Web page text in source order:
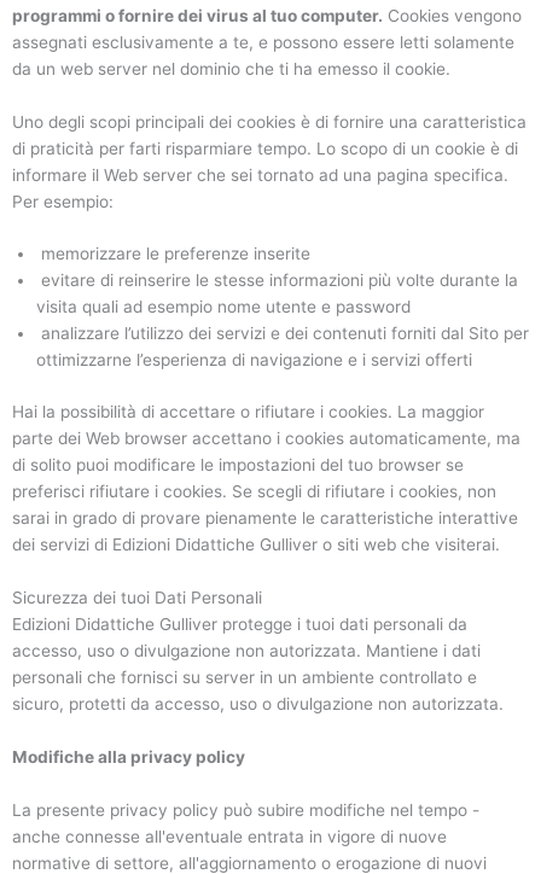
programmi o fornire dei virus al tuo computer. Cookies vengono
assegnati esclusivamente a te, e possono essere letti solamente
da un web server nel dominio che ti ha emesso il cookie.
Uno degli scopi principali dei cookies è di fornire una caratteristica
di praticità per farti risparmiare tempo. Lo scopo di un cookie è di
informare il Web server che sei tornato ad una pagina specifica.
Per esempio:
memorizzare le preferenze inserite
evitare di reinserire le stesse informazioni più volte durante la
visita quali ad esempio nome utente e password
analizzare l’utilizzo dei servizi e dei contenuti forniti dal Sito per
ottimizzarne l’esperienza di navigazione e i servizi offerti
Hai la possibilità di accettare o rifiutare i cookies. La maggior
parte dei Web browser accettano i cookies automaticamente, ma
di solito puoi modificare le impostazioni del tuo browser se
preferisci rifiutare i cookies. Se scegli di rifiutare i cookies, non
sarai in grado di provare pienamente le caratteristiche interattive
dei servizi di Edizioni Didattiche Gulliver o siti web che visiterai.
Sicurezza dei tuoi Dati Personali
Edizioni Didattiche Gulliver protegge i tuoi dati personali da
accesso, uso o divulgazione non autorizzata. Mantiene i dati
personali che fornisci su server in un ambiente controllato e
sicuro, protetti da accesso, uso o divulgazione non autorizzata.
Modifiche alla privacy policy
La presente privacy policy può subire modifiche nel tempo -
anche connesse all'eventuale entrata in vigore di nuove
normative di settore, all'aggiornamento o erogazione di nuovi